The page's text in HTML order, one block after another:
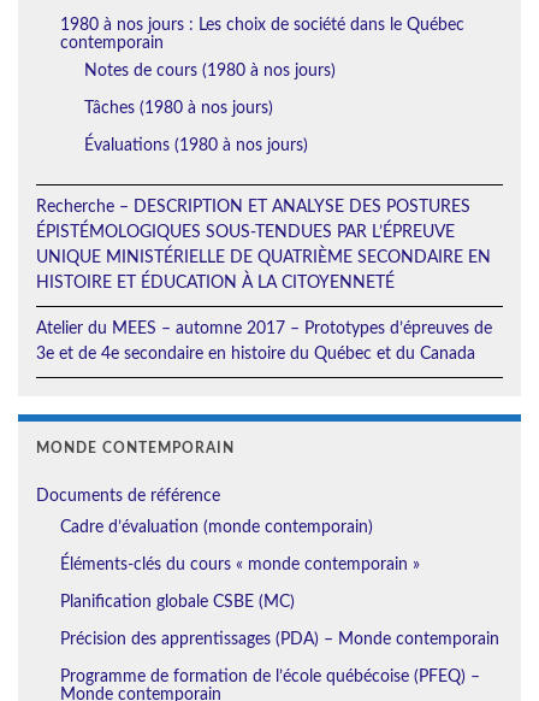
1980 à nos jours : Les choix de société dans le Québec
contemporain
Notes de cours (1980 à nos jours)
Tâches (1980 à nos jours)
Évaluations (1980 à nos jours)
Recherche – DESCRIPTION ET ANALYSE DES POSTURES
ÉPISTÉMOLOGIQUES SOUS-TENDUES PAR L’ÉPREUVE
UNIQUE MINISTÉRIELLE DE QUATRIÈME SECONDAIRE EN
HISTOIRE ET ÉDUCATION À LA CITOYENNETÉ
Atelier du MEES – automne 2017 – Prototypes d’épreuves de
3e et de 4e secondaire en histoire du Québec et du Canada
MONDE CONTEMPORAIN
Documents de référence
Cadre d’évaluation (monde contemporain)
Éléments-clés du cours « monde contemporain »
Planification globale CSBE (MC)
Précision des apprentissages (PDA) – Monde contemporain
Programme de formation de l’école québécoise (PFEQ) –
Monde contemporain